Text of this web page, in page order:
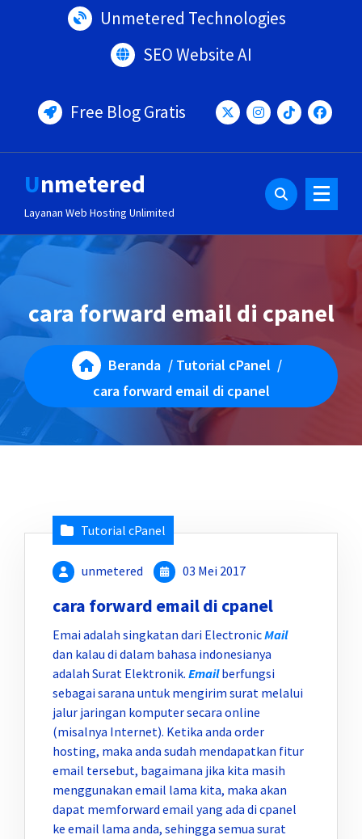
Unmetered Technologies
SEO Website AI
Free Blog Gratis
Unmetered
Layanan Web Hosting Unlimited
cara forward email di cpanel
Beranda / Tutorial cPanel /
cara forward email di cpanel
Tutorial cPanel
unmetered 03 Mei 2017
cara forward email di cpanel
Emai adalah singkatan dari ElectronicMail
dan kalau di dalam bahasa indonesianya
adalah Surat Elektronik. Emailberfungsi
sebagai sarana untuk mengirim surat melalui
jalur jaringan komputer secara online
(misalnya Internet). Ketika anda order
hosting, maka anda sudah mendapatkan fitur
email tersebut, bagaimana jika kita masih
menggunakan email lama kita, maka akan
dapat memforward email yang ada di cpanel
ke email lama anda, sehingga semua surat